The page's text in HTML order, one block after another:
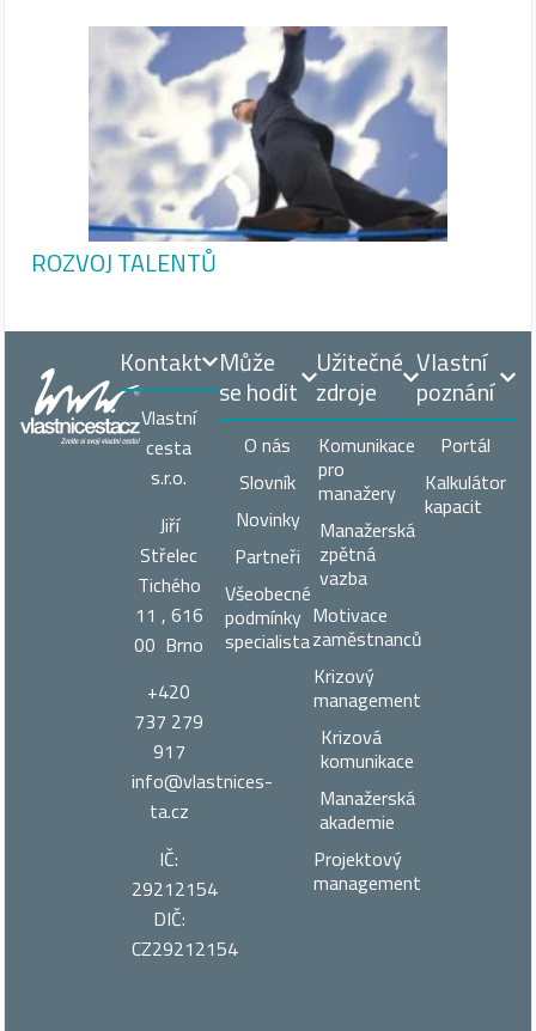
ROZVOJ TALENTŮ
Může
se hodit
O nás
Slovník
Novinky
Partneři
Všeobecné
podmínky
specialista
Užitečné
zdroje
Komunikace
pro
manažery
Manažerská
zpětná
vazba
Motivace
zaměstnanců
Krizový
management
Krizová
komunikace
Manažerská
akademie
Projektový
management
Vlastní
poznání
Portál
Kalkulátor
kapacit
Kontakt
Vlastní
cesta
s.r.o.
Jiří
Střelec
Tichého
11 , 616
00 Brno
+420
737 279
917
info@vlastnices­
ta.cz
IČ:
29212154
DIČ:
CZ29212154